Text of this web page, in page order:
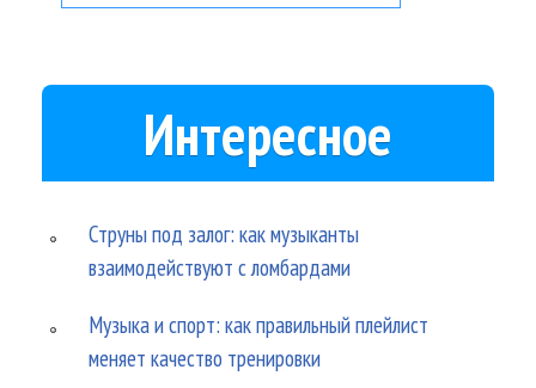
Интересное
Струны под залог: как музыканты
взаимодействуют с ломбардами
Музыка и спорт: как правильный плейлист
меняет качество тренировки